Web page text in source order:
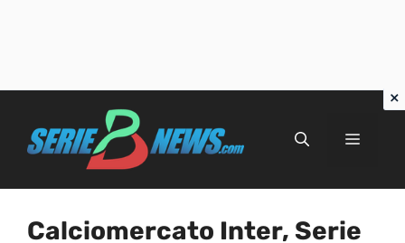
Menu
Calciomercato Inter, Serie